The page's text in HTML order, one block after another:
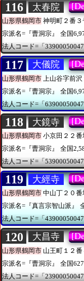
116 太春院
山形県鶴岡市 神明町２番３
宗派名=『曹洞宗』
全国
法人コード=「
117 大儀院
山形県鶴岡市 上山谷字前
宗派名=『曹洞宗』
全国
法人コード=「
118 大鏡寺
山形県鶴岡市 小京田２２番
宗派名=『曹洞宗』
全国
法人コード=「
119 大經寺
山形県鶴岡市 中山丁２０番
宗派名=『真言宗智山派』
法人コード=「
120 大昌寺
山形県鶴岡市 山王町１２
宗派名=『曹洞宗』
全国
法人コード=「